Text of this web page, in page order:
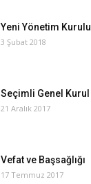
Yeni Yönetim Kurulu
3 Şubat 2018
Seçimli Genel Kurul
21 Aralık 2017
Vefat ve Başsağlığı
17 Temmuz 2017